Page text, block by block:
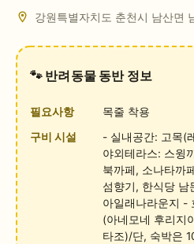
강원특별자치도 춘천시 남산면
🐾 반려동물 동반 정보
필요사항
목줄 착용
구비 시설
- 실내공간: 고목(
야외테라스: 스윙
북까페, 소나타까
섬향기, 한식당 남
아일래나라운지 -
(아네모네 후리지
타조)/단, 숙박은